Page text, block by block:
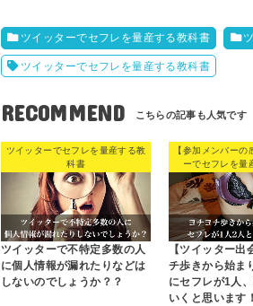
ツイッターでセフレを量産する教科書
ツイッターでセフレを量産する教科書
RECOMMEND
ツイッターでセフレを量産する教
科書
ツイッターで不特定多数の人
に個人情報が漏れたりなどは
しないのでしょうか？？
【参加メンバーの
ーでセフレを量
【ツイッター出
チ歩きから始ま
にセフレが1人
いくと思います！